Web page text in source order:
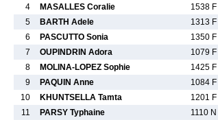
4
MASALLES Coralie 1538 F
5
BARTH Adele 1313 F
6
PASCUTTO Sonia 1350 F
7
OUPINDRIN Adora 1079 F
8
MOLINA-LOPEZ Sophie 1425 F
9
PAQUIN Anne 1084 F
10
KHUNTSELLA Tamta 1201 F
11
PARSY Typhaine 1110 N